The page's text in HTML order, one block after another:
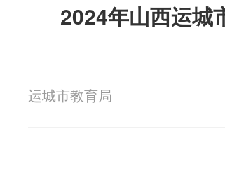
2024年山西运城
运城市教育局